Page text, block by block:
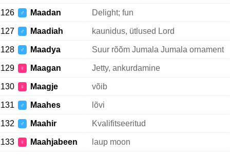
126 ♂ Maadan Delight; fun
127 ♂ Maadiah kaunidus, ütlused Lord
128 ♂ Maadya Suur rõõm Jumala Jumala ornament
129 ♀ Maagan Jetty, ankurdamine
130 ♀ Maagje võib
131 ♂ Maahes lõvi
132 ♂ Maahir Kvalifitseeritud
133 ♀ Maahjabeen laup moon